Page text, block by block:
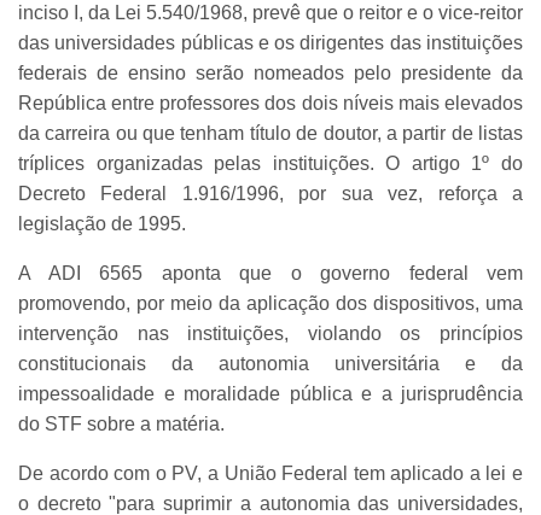
inciso I, da Lei 5.540/1968, prevê que o reitor e o vice-reitor
das universidades públicas e os dirigentes das instituições
federais de ensino serão nomeados pelo presidente da
República entre professores dos dois níveis mais elevados
da carreira ou que tenham título de doutor, a partir de listas
tríplices organizadas pelas instituições. O artigo 1º do
Decreto Federal 1.916/1996, por sua vez, reforça a
legislação de 1995.
A ADI 6565 aponta que o governo federal vem
promovendo, por meio da aplicação dos dispositivos, uma
intervenção nas instituições, violando os princípios
constitucionais da autonomia universitária e da
impessoalidade e moralidade pública e a jurisprudência
do STF sobre a matéria.
De acordo com o PV, a União Federal tem aplicado a lei e
o decreto "para suprimir a autonomia das universidades,